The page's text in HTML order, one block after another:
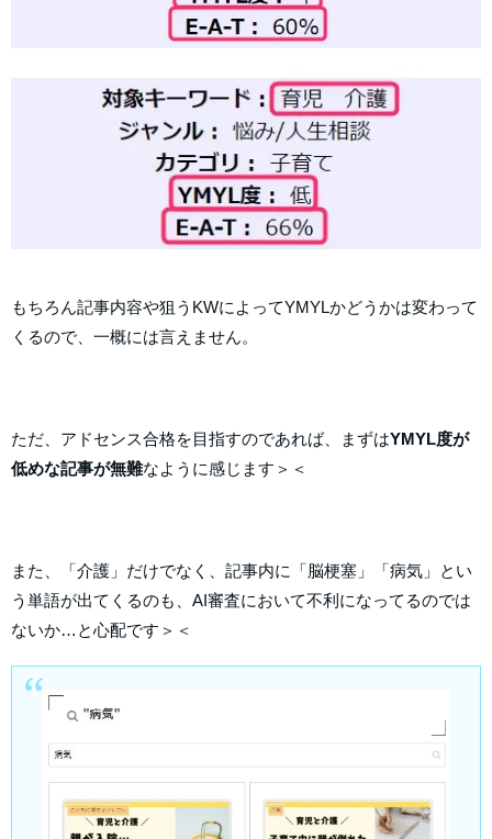
もちろん記事内容や狙うKWによってYMYLかどうかは変わって
くるので、一概には言えません。
ただ、アドセンス合格を目指すのであれば、まずはYMYL度が
低めな記事が無難なように感じます＞＜
また、「介護」だけでなく、記事内に「脳梗塞」「病気」とい
う単語が出てくるのも、AI審査において不利になってるのでは
ないか…と心配です＞＜